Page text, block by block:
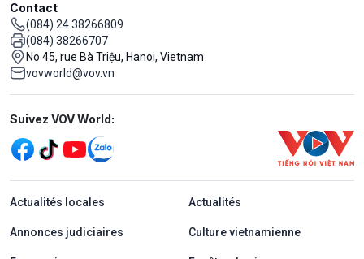
Contact
(084) 24 38266809
(084) 38266707
No 45, rue Bà Triệu, Hanoi, Vietnam
vovworld@vov.vn
Mạng xã hội
Suivez VOV World:
menu footer tiếng Pháp
Actualités locales Actualités
Annonces judiciaires Culture vietnamienne